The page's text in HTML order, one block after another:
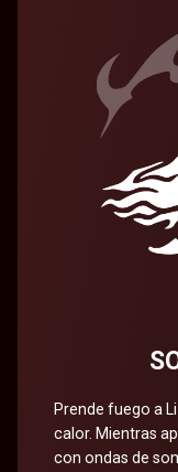
Prende fuego a
calor. Mientras
con ondas de